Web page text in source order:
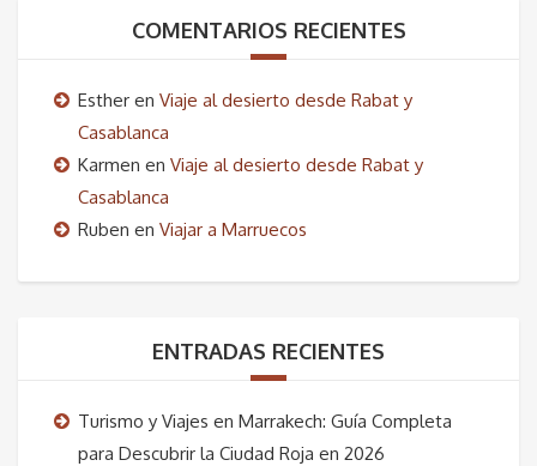
original
COMENTARIOS RECIENTES
Esther en Viaje al desierto desde Rabat y
Casablanca
Karmen en Viaje al desierto desde Rabat y
Casablanca
Ruben en Viajar a Marruecos
ENTRADAS RECIENTES
Turismo y Viajes en Marrakech: Guía Completa
para Descubrir la Ciudad Roja en 2026